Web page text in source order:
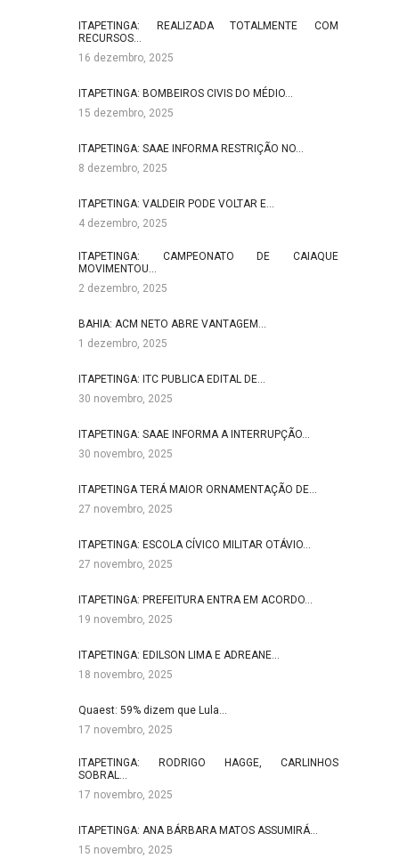
ITAPETINGA: REALIZADA TOTALMENTE COM
RECURSOS…
16 dezembro, 2025
ITAPETINGA: BOMBEIROS CIVIS DO MÉDIO…
15 dezembro, 2025
ITAPETINGA: SAAE INFORMA RESTRIÇÃO NO…
8 dezembro, 2025
ITAPETINGA: VALDEIR PODE VOLTAR E…
4 dezembro, 2025
ITAPETINGA: CAMPEONATO DE CAIAQUE
MOVIMENTOU…
2 dezembro, 2025
BAHIA: ACM NETO ABRE VANTAGEM…
1 dezembro, 2025
ITAPETINGA: ITC PUBLICA EDITAL DE…
30 novembro, 2025
ITAPETINGA: SAAE INFORMA A INTERRUPÇÃO…
30 novembro, 2025
ITAPETINGA TERÁ MAIOR ORNAMENTAÇÃO DE…
27 novembro, 2025
ITAPETINGA: ESCOLA CÍVICO MILITAR OTÁVIO…
27 novembro, 2025
ITAPETINGA: PREFEITURA ENTRA EM ACORDO…
19 novembro, 2025
ITAPETINGA: EDILSON LIMA E ADREANE…
18 novembro, 2025
Quaest: 59% dizem que Lula…
17 novembro, 2025
ITAPETINGA: RODRIGO HAGGE, CARLINHOS
SOBRAL…
17 novembro, 2025
ITAPETINGA: ANA BÁRBARA MATOS ASSUMIRÁ…
15 novembro, 2025